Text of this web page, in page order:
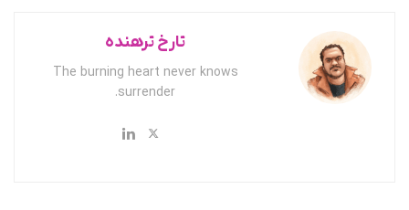
تارخ ترهنده
The burning heart never knows
surrender.